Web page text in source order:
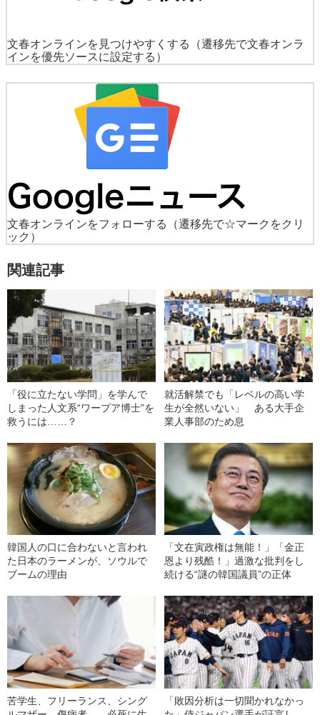
文春オンラインを見つけやすくする
（遷移先で文春オンラ
インを優先ソースに設定する）
文春オンラインをフォローする
（遷移先で☆マークをクリ
ック）
関連記事
「役に立たない学問」を学んで
しまった人文系“ワープア博士”を
救うには……？
就活解禁でも「レベルの高い学
生が全然いない」 ある大手企
業人事部のため息
韓国人の口に合わないと言われ
た日本のラーメンが、ソウルで
ブームの理由
「文在寅政権は無能！」「金正
恩より残酷！」過激な批判をし
続ける“謎の韓国議員”の正体
苦学生、フリーランス、シング
「敗因分析は一切聞かれなかっ